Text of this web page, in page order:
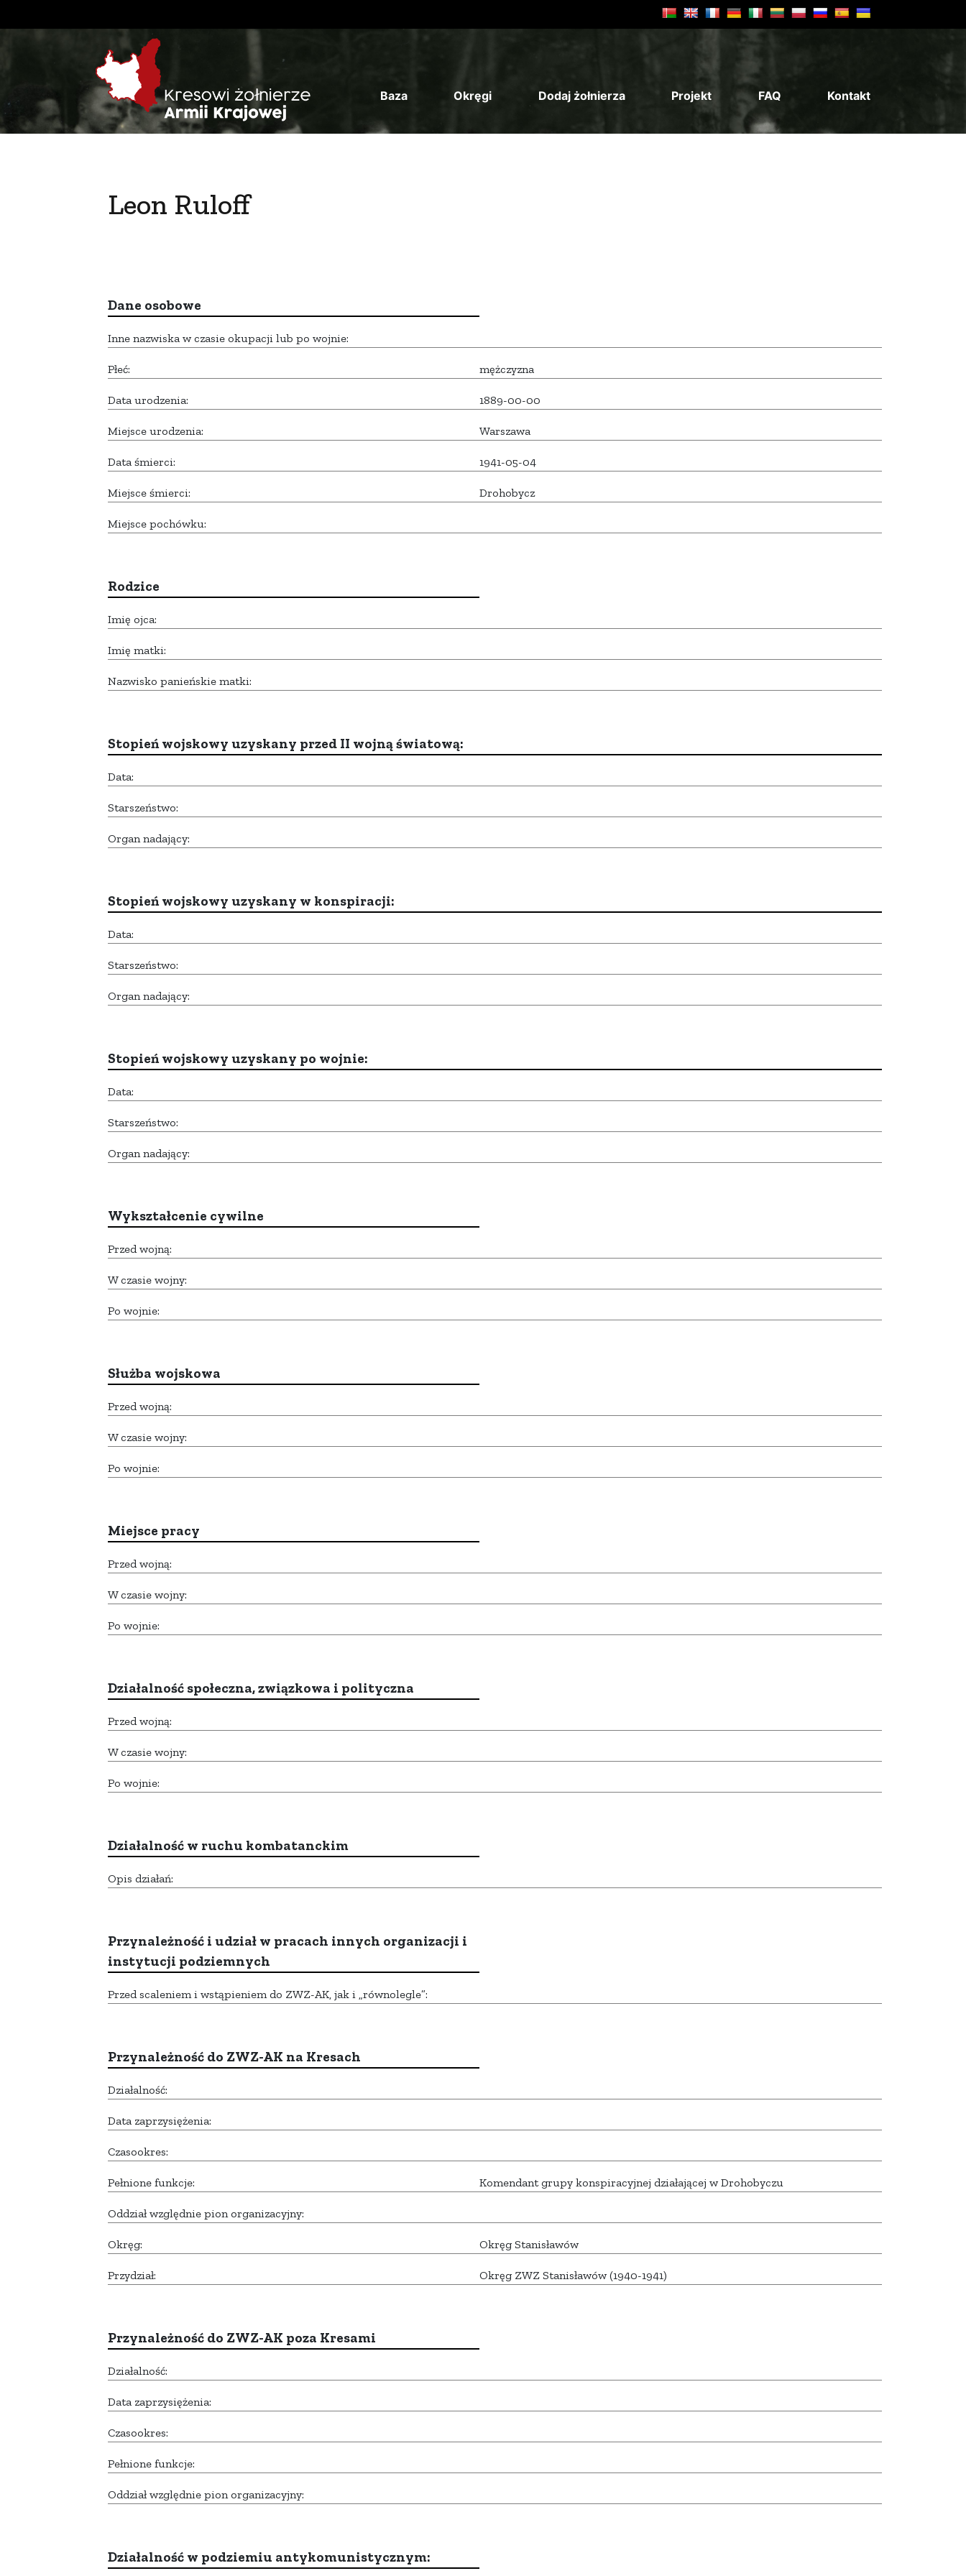
Baza Okręgi Dodaj żołnierza Projekt FAQ Kontakt
Leon Ruloff
Dane osobowe
Inne nazwiska w czasie okupacji lub po wojnie:
Płeć: mężczyzna
Data urodzenia: 1889-00-00
Miejsce urodzenia: Warszawa
Data śmierci: 1941-05-04
Miejsce śmierci: Drohobycz
Miejsce pochówku:
Rodzice
Imię ojca:
Imię matki:
Nazwisko panieńskie matki:
Stopień wojskowy uzyskany przed II wojną światową:
Data:
Starszeństwo:
Organ nadający:
Stopień wojskowy uzyskany w konspiracji:
Data:
Starszeństwo:
Organ nadający:
Stopień wojskowy uzyskany po wojnie:
Data:
Starszeństwo:
Organ nadający:
Wykształcenie cywilne
Przed wojną:
W czasie wojny:
Po wojnie:
Służba wojskowa
Przed wojną:
W czasie wojny:
Po wojnie:
Miejsce pracy
Przed wojną:
W czasie wojny:
Po wojnie:
Działalność społeczna, związkowa i polityczna
Przed wojną:
W czasie wojny:
Po wojnie:
Działalność w ruchu kombatanckim
Opis działań:
Przynależność i udział w pracach innych organizacji i
instytucji podziemnych
Przed scaleniem i wstąpieniem do ZWZ-AK, jak i „równolegle”:
Przynależność do ZWZ-AK na Kresach
Działalność:
Data zaprzysiężenia:
Czasookres:
Pełnione funkcje: Komendant grupy konspiracyjnej działającej w Drohobyczu
Oddział względnie pion organizacyjny:
Okręg: Okręg Stanisławów
Przydział: Okręg ZWZ Stanisławów (1940-1941)
Przynależność do ZWZ-AK poza Kresami
Działalność:
Data zaprzysiężenia:
Czasookres:
Pełnione funkcje:
Oddział względnie pion organizacyjny:
Działalność w podziemiu antykomunistycznym: